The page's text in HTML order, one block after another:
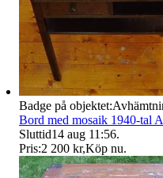
Badge på objektet:
Bord med mosaik 1940-tal
Sluttid14 aug 11:56.
Pris:2 200 kr,Köp nu.